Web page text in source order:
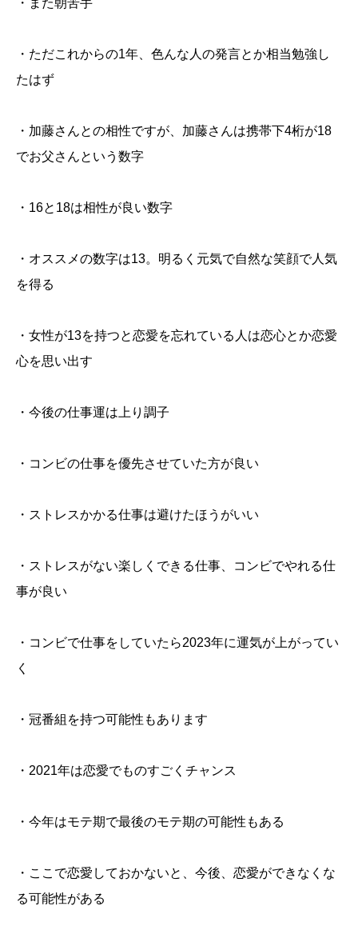
・また朝苦手
・ただこれからの1年、色んな人の発言とか相当勉強し
たはず
・加藤さんとの相性ですが、加藤さんは携帯下4桁が18
でお父さんという数字
・16と18は相性が良い数字
・オススメの数字は13。明るく元気で自然な笑顔で人気
を得る
・女性が13を持つと恋愛を忘れている人は恋心とか恋愛
心を思い出す
・今後の仕事運は上り調子
・コンビの仕事を優先させていた方が良い
・ストレスかかる仕事は避けたほうがいい
・ストレスがない楽しくできる仕事、コンビでやれる仕
事が良い
・コンビで仕事をしていたら2023年に運気が上がってい
く
・冠番組を持つ可能性もあります
・2021年は恋愛でものすごくチャンス
・今年はモテ期で最後のモテ期の可能性もある
・ここで恋愛しておかないと、今後、恋愛ができなくな
る可能性がある